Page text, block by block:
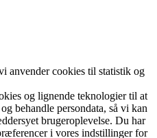
anvender cookies til statistik og
og lignende teknologier til at
behandle persondata, så vi kan
brugeroplevelse. Du har
i vores indstillinger for